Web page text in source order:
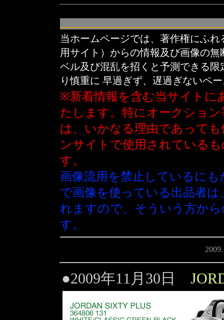
当ホームページでは、著作権にふ
用サイト）からの情報及び画像の
ベル及び混乱を招くと予測できる
り慎重に 早過ぎず、遅過ぎないペ
※新着情報を含む当サイトに
たします。特にオークショ
は、いかなる理由であって
ンサイトで使用されている
す。
画像流用を禁止しているに
で画像を使っている出品者
れますので、そういう方か
す。
●2009年11月30日